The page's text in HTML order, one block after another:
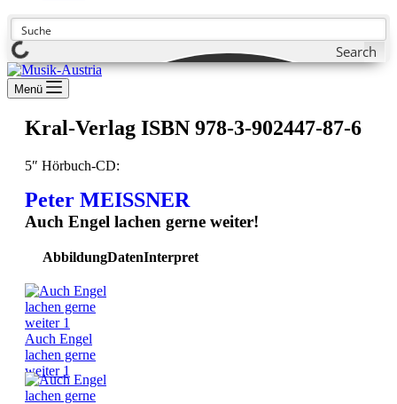
Search
Menü
Kral-Verlag ISBN 978-3-902447-87-6
5″ Hörbuch-CD:
Peter MEISSNER
Auch Engel lachen gerne weiter!
AbbildungDatenInterpret
Auch Engel
lachen gerne
weiter 1